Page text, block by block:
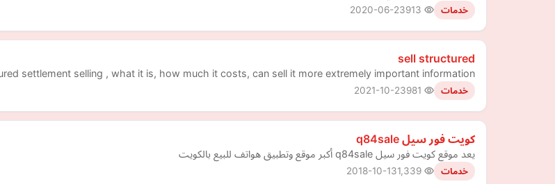
خدمات 2020-06-23
sell structured
settlement selling , what it is, how much it costs, can sell it more extremely important information
خدمات 2021-10-23
كويت فور سيل q84sale
يعد موقع كويت فور سيل q84sale أكبر موقع وتطبيق هواتف للبيع بالكويت
خدمات 2018-10-13